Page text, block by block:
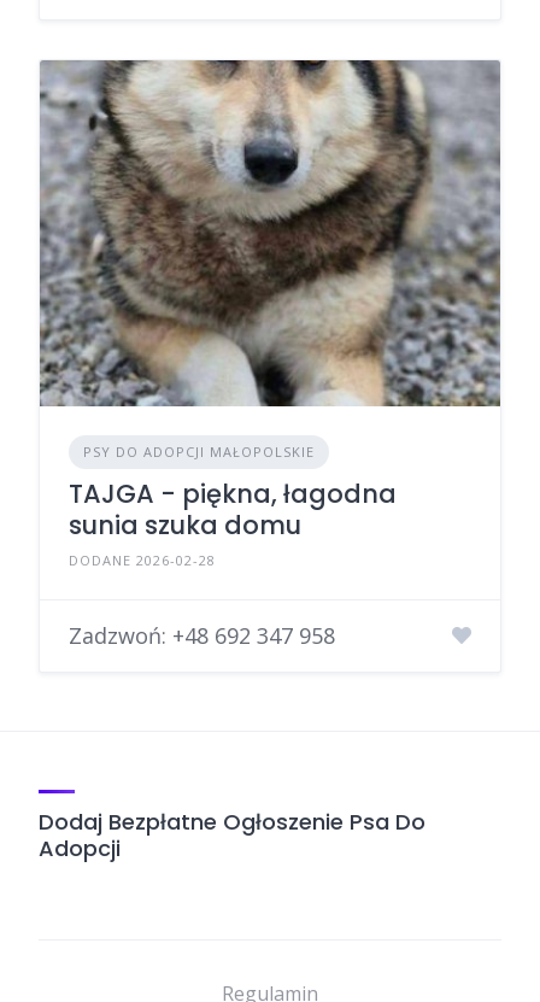
PSY DO ADOPCJI MAŁOPOLSKIE
TAJGA - piękna, łagodna
sunia szuka domu
DODANE 2026-02-28
Zadzwoń: +48 692 347 958
Dodaj Bezpłatne Ogłoszenie Psa Do
Adopcji
Regulamin